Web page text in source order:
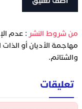
‫من شروط النشر : عدم
مهاجمة الأديان أو الذات
والشتائم.
تعليقات